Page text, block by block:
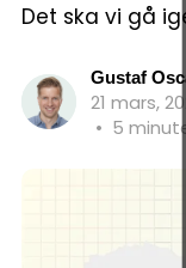
Det ska vi gå
Gustaf
21 mars,
• 5